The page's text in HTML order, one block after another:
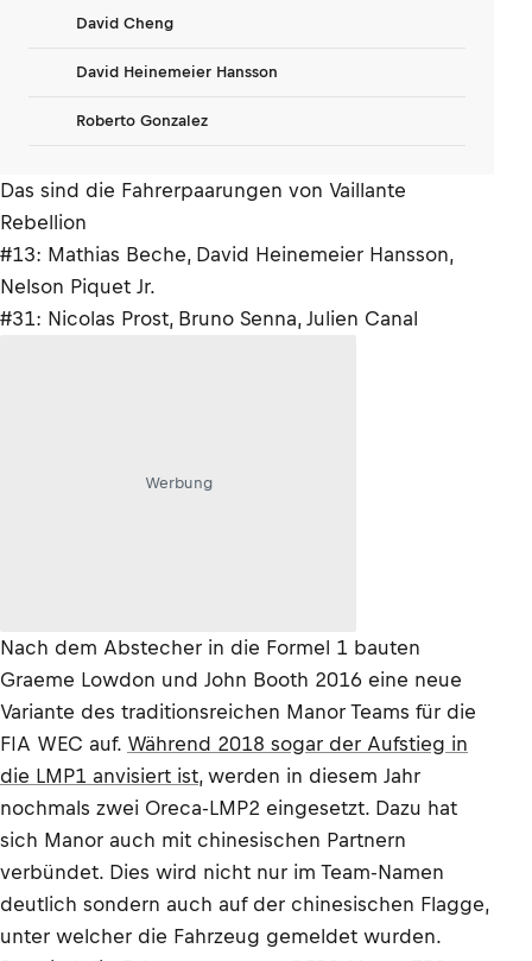
David Cheng
David Heinemeier Hansson
Roberto Gonzalez
Das sind die Fahrerpaarungen von Vaillante
Rebellion
#13: Mathias Beche, David Heinemeier Hansson,
Nelson Piquet Jr.
#31: Nicolas Prost, Bruno Senna, Julien Canal
Werbung
Nach dem Abstecher in die Formel 1 bauten
Graeme Lowdon und John Booth 2016 eine neue
Variante des traditionsreichen Manor Teams für die
FIA WEC auf. Während 2018 sogar der Aufstieg in
die LMP1 anvisiert ist, werden in diesem Jahr
nochmals zwei Oreca-LMP2 eingesetzt. Dazu hat
sich Manor auch mit chinesischen Partnern
verbündet. Dies wird nicht nur im Team-Namen
deutlich sondern auch auf der chinesischen Flagge,
unter welcher die Fahrzeug gemeldet wurden.